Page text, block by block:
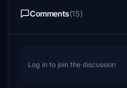
Comments(15)
Log in to join the discussion